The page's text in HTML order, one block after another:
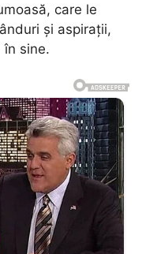
care le
și aspirații,
sine.